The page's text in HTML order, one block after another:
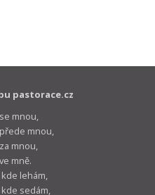
pastorace.cz
mnou,
mnou,
mnou,
mně.
lehám,
sedám,